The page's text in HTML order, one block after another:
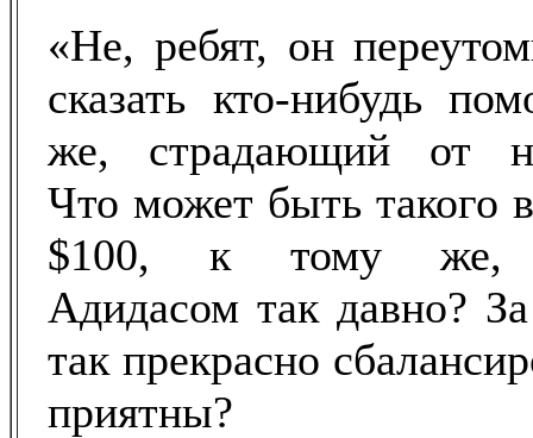
«Не, ребят, он
сказать кто-нибудь
же, страдающий от
Что может быть такого
$100, к тому же,
Адидасом так давно?
так прекрасно
приятны?